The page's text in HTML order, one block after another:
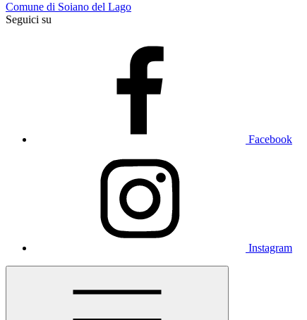
Comune di Soiano del Lago
Seguici su
Facebook
Instagram